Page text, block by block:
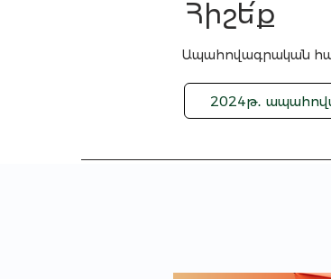
Հիշե՛ք
Ապահովագրական
2024թ․